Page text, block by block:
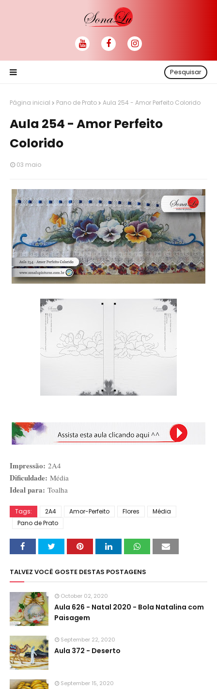
Pesquisar
Página inicial Pano de Prato Aula 254 - Amor Perfeito Colorido
Aula 254 - Amor Perfeito
Colorido
03 maio
Impressão: 2A4
Dificuldade: Média
Ideal para: Toalha
Tags: 2A4 Amor-Perfeito Flores
Média
Pano de Prato
TALVEZ VOCÊ GOSTE DESTAS POSTAGENS
October 02, 2020
Aula 626 - Natal 2020 - Bola Natalina com
Paisagem
September 22, 2020
Aula 372 - Deserto
September 15, 2020